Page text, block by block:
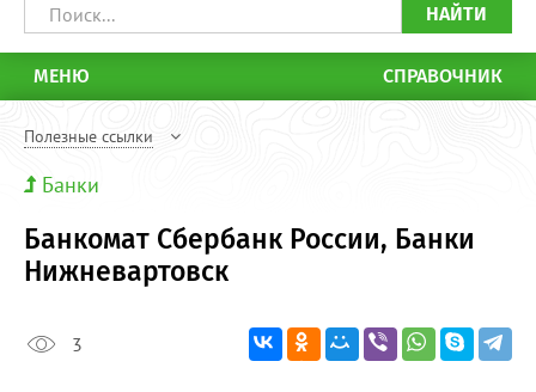
НАЙТИ
МЕНЮ СПРАВОЧНИК
Полезные ссылки
Банки
Банкомат Сбербанк России, Банки
Нижневартовск
3